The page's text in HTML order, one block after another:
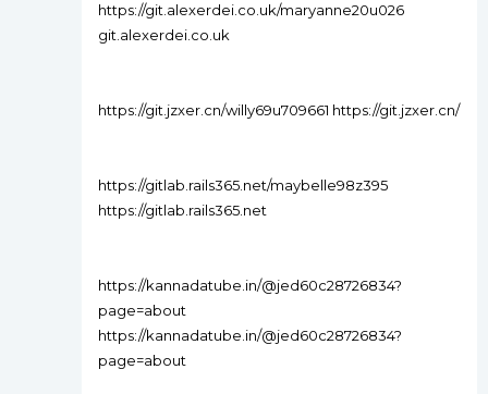
https://git.alexerdei.co.uk/maryanne20u026
git.alexerdei.co.uk
https://git.jzxer.cn/willy69u709661 https://git.jzxer.cn/
https://gitlab.rails365.net/maybelle98z395
https://gitlab.rails365.net
https://kannadatube.in/@jed60c28726834?
page=about
https://kannadatube.in/@jed60c28726834?
page=about